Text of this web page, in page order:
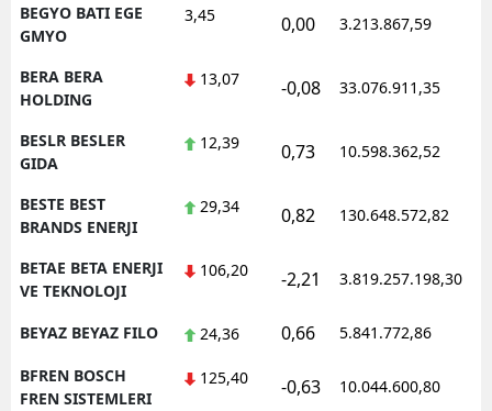
BEGYO BATI EGE
GMYO
3,45 0,00 3.213.867,59
BERA BERA
HOLDING
13,07 -0,08 33.076.911,35
BESLR BESLER
GIDA
12,39 0,73 10.598.362,52
BESTE BEST
BRANDS ENERJI
29,34 0,82 130.648.572,82
BETAE BETA ENERJI
VE TEKNOLOJI
106,20 -2,21 3.819.257.198,30
BEYAZ BEYAZ FILO 24,36 0,66 5.841.772,86
BFREN BOSCH
FREN SISTEMLERI
125,40 -0,63 10.044.600,80